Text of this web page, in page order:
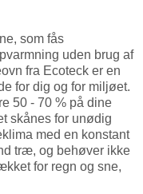
som fås
uden brug af
fra Ecoteck er en
for dig og for miljøet.
50 - 70 % på dine
skånes for unødig
med en konstant
træ, og behøver ikke
for regn og sne,